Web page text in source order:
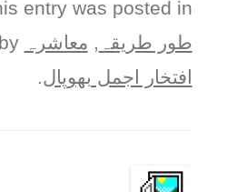
entry was posted in
طور طريقہ , معاشرہ on
by
افتخار اجمل بھوپال.